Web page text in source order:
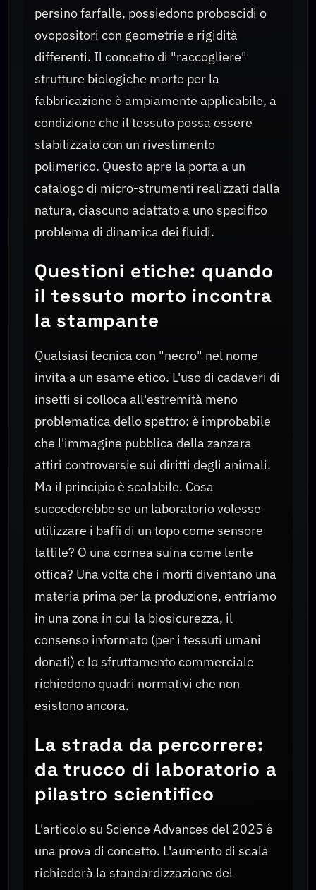
persino farfalle, possiedono proboscidi o
ovopositori con geometrie e rigidità
differenti. Il concetto di "raccogliere"
strutture biologiche morte per la
fabbricazione è ampiamente applicabile, a
condizione che il tessuto possa essere
stabilizzato con un rivestimento
polimerico. Questo apre la porta a un
catalogo di micro-strumenti realizzati dalla
natura, ciascuno adattato a uno specifico
problema di dinamica dei fluidi.
Questioni etiche: quando
il tessuto morto incontra
la stampante
Qualsiasi tecnica con "necro" nel nome
invita a un esame etico. L'uso di cadaveri di
insetti si colloca all'estremità meno
problematica dello spettro: è improbabile
che l'immagine pubblica della zanzara
attiri controversie sui diritti degli animali.
Ma il principio è scalabile. Cosa
succederebbe se un laboratorio volesse
utilizzare i baffi di un topo come sensore
tattile? O una cornea suina come lente
ottica? Una volta che i morti diventano una
materia prima per la produzione, entriamo
in una zona in cui la biosicurezza, il
consenso informato (per i tessuti umani
donati) e lo sfruttamento commerciale
richiedono quadri normativi che non
esistono ancora.
La strada da percorrere:
da trucco di laboratorio a
pilastro scientifico
L'articolo su Science Advances del 2025 è
una prova di concetto. L'aumento di scala
richiederà la standardizzazione del